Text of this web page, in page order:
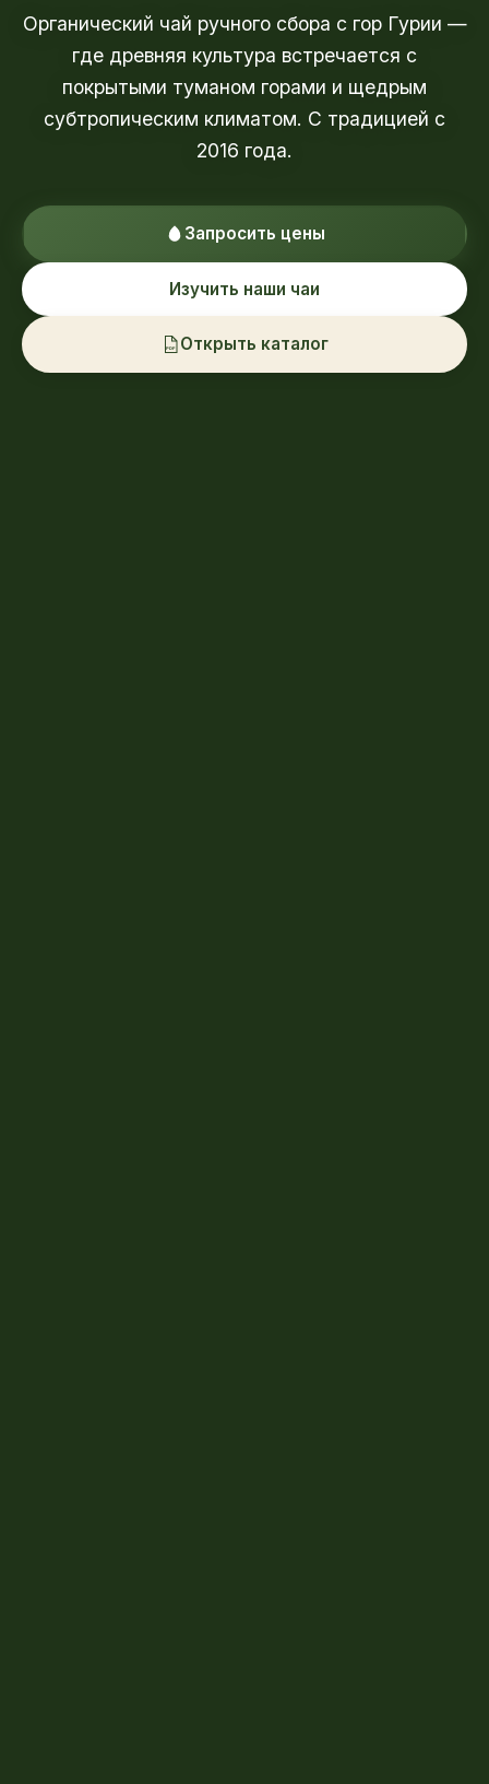
Органический чай ручного сбора с гор Гурии —
где древняя культура встречается с
покрытыми туманом горами и щедрым
субтропическим климатом. С традицией с
2016 года.
Запросить цены
Изучить наши чаи
PDF Открыть каталог